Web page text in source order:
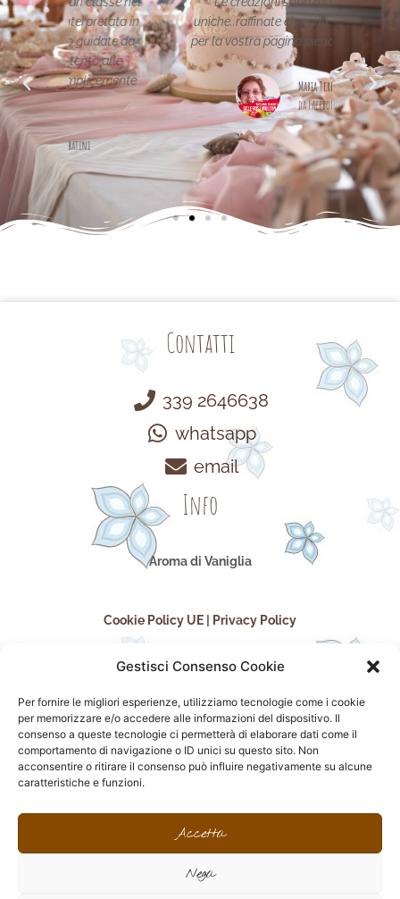
Gestisci Consenso Cookie
Per fornire le migliori esperienze, utilizziamo tecnologie come i cookie
per memorizzare e/o accedere alle informazioni del dispositivo. Il
consenso a queste tecnologie ci permetterà di elaborare dati come il
comportamento di navigazione o ID unici su questo sito. Non
acconsentire o ritirare il consenso può influire negativamente su alcune
caratteristiche e funzioni.
Accetta
Nega
in
da
alle
uniche..raffinate eleganti....complimenti
per la vostra pagina,piena di idee!grazie
Maria Teresa Masela
da Facebook
Contatti
339 2646638
whatsapp
email
Info
Aroma di Vaniglia
Cookie Policy UE Privacy Policy
seguici sui social
F
e
I
n
t
a
P
i
t
F
c